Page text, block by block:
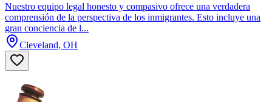
Nuestro equipo legal honesto y compasivo ofrece una verdadera
comprensión de la perspectiva de los inmigrantes. Esto incluye una
gran conciencia de l...
Cleveland, OH